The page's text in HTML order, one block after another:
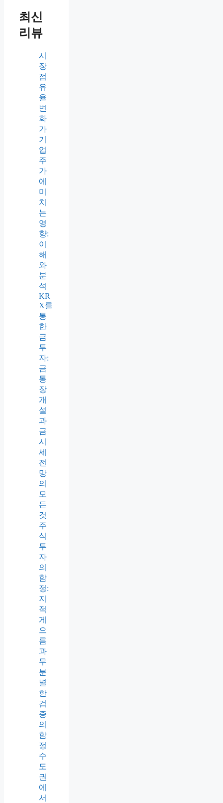
최신
리뷰
시
장
점
유
율
변
화
가
기
업
주
가
에
미
치
는
영
향:
이
해
와
분
석
KR
X를
통
한
금
투
자:
금
통
장
개
설
과
금
시
세
전
망
의
모
든
것
주
식
투
자
의
함
정:
지
적
게
으
름
과
무
분
별
한
검
증
의
함
정
수
도
권
에
서